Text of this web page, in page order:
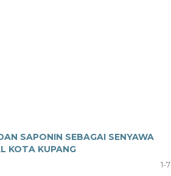
SAPONIN SEBAGAI SENYAWA
KOTA KUPANG
1-7